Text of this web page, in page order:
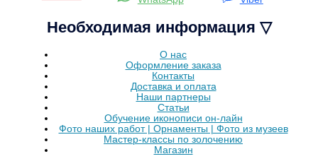
Необходимая информация ▽
О нас
Оформление заказа
Контакты
Доставка и оплата
Наши партнеры
Статьи
Обучение иконописи он-лайн
Фото наших работ | Орнаменты | Фото из музеев
Мастер-классы по золочению
Магазин